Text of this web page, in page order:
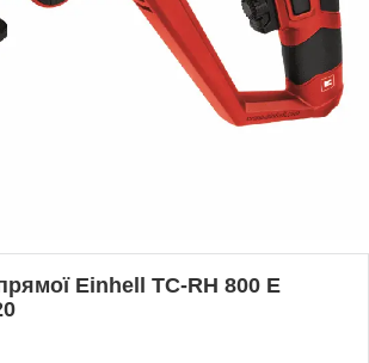
Einhell TC-RH 800 E